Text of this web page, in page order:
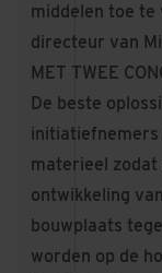
middelen toe te
directeur van
MET TWEE
De beste
initiatiefnemers
materieel
ontwikkeling
bouwplaats
worden op de